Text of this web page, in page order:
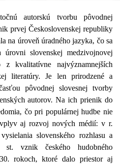
autorskú tvorbu pôvodnej
prvej Československej republiky
na úroveň úradného jazyka, čo sa
slovenskej medzivojnovej
kvalitatívne najvýznamnejších
literatúry. Je len prirodzené a
pôvodnej slovesnej tvorby
autorov. Na ich prienik do
čo pri populárnej hudbe nie
aj rozvoj nových médií: v r.
slovenského rozhlasu a
vznik českého hudobného
rokoch, ktoré dalo priestor aj